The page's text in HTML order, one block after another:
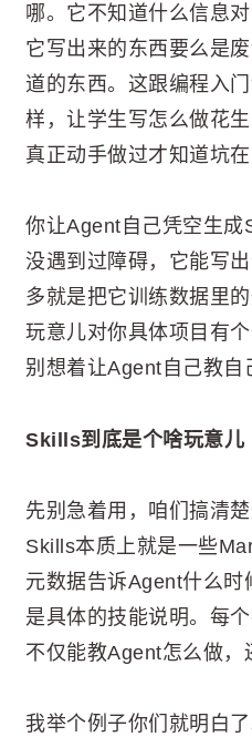
哪。它不知道什么信息
它写出来的东西要么是
道的东西。这跟编程入
样，让学生写怎么做花
真正动手做过才知道坑在
你让Agent自己凭空生
没遇到过障碍，它能写
多就是把它训练数据里
玩意儿对你具体项目有
别想着让Agent自己教自
Skills到底是个啥玩意儿
先别急着用，咱们搞清
Skills本质上就是一些
元数据告诉Agent什么
是具体的技能说明。每
不仅能教Agent怎么做，
我举个例子你们就明白